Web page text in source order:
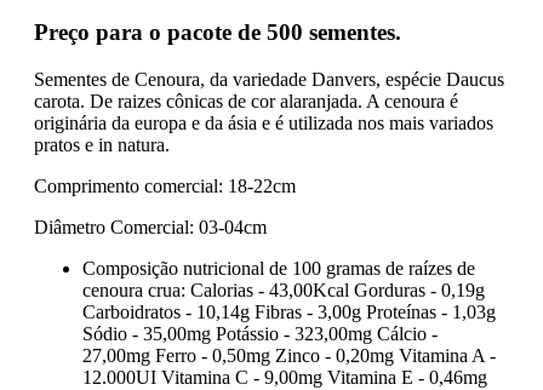
Preço para o pacote de 500 sementes.
Sementes de Cenoura, da variedade Danvers, espécie Daucus
carota. De raizes cônicas de cor alaranjada. A cenoura é
originária da europa e da ásia e é utilizada nos mais variados
pratos e in natura.
Comprimento comercial: 18-22cm
Diâmetro Comercial: 03-04cm
Composição nutricional de 100 gramas de raízes de
cenoura crua: Calorias - 43,00Kcal Gorduras - 0,19g
Carboidratos - 10,14g Fibras - 3,00g Proteínas - 1,03g
Sódio - 35,00mg Potássio - 323,00mg Cálcio -
27,00mg Ferro - 0,50mg Zinco - 0,20mg Vitamina A -
12.000UI Vitamina C - 9,00mg Vitamina E - 0,46mg